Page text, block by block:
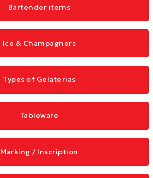
Bartender items
Ice & Champagners
Types of Gelaterias
Tableware
Marking / Inscription